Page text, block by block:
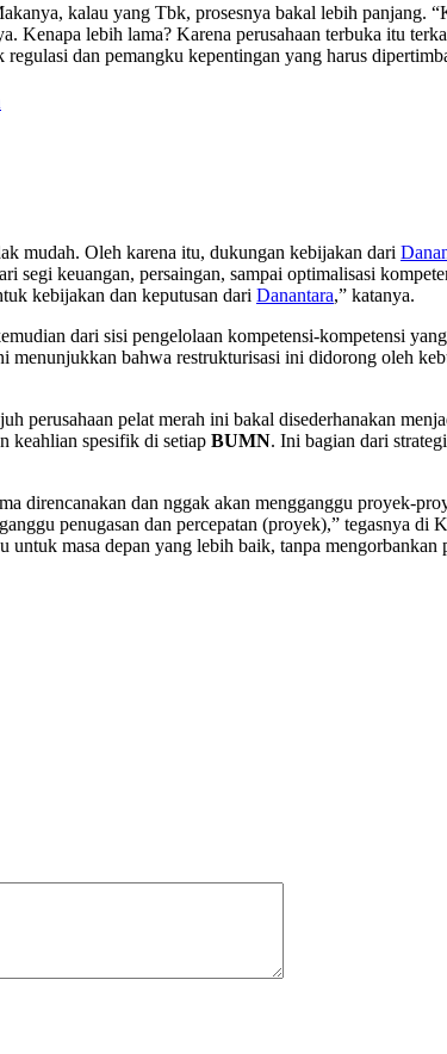
kalau yang Tbk, prosesnya bakal lebih panjang.
Kenapa lebih lama? Karena perusahaan terbuka itu
dan pemangku kepentingan yang harus
mudah. Oleh karena itu, dukungan kebijakan dari
keuangan, persaingan, sampai optimalisasi
kebijakan dan keputusan dari Danantara,” katanya.
dari sisi pengelolaan kompetensi-kompetensi
menunjukkan bahwa restrukturisasi ini didorong oleh
perusahaan pelat merah ini bakal disederhanakan
keahlian spesifik di setiap BUMN. Ini bagian dari
direncanakan dan nggak akan mengganggu proyek-
penugasan dan percepatan (proyek),” tegasnya di
untuk masa depan yang lebih baik, tanpa